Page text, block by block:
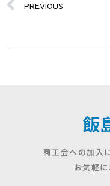
PREVIOUS
飯
商工会への加入
お気軽